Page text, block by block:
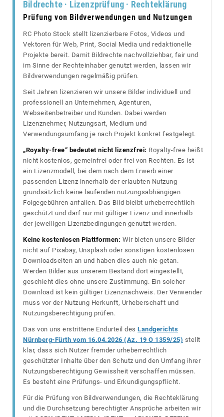
Bildrechte · Lizenzprüfung · Rechteklärung
Prüfung von Bildverwendungen und Nutzungen
RC Photo Stock stellt lizenzierbare Fotos, Videos und
Vektoren für Web, Print, Social Media und redaktionelle
Projekte bereit. Damit Bildrechte nachvollziehbar, fair und
im Sinne der Rechteinhaber genutzt werden, lassen wir
Bildverwendungen regelmäßig prüfen.
Seit Jahren lizenzieren wir unsere Bilder individuell und
professionell an Unternehmen, Agenturen,
Webseitenbetreiber und Kunden. Dabei werden
Lizenznehmer, Nutzungsart, Medium und
Verwendungsumfang je nach Projekt konkret festgelegt.
„Royalty-free“ bedeutet nicht lizenzfrei: Royalty-free heißt
nicht kostenlos, gemeinfrei oder frei von Rechten. Es ist
ein Lizenzmodell, bei dem nach dem Erwerb einer
passenden Lizenz innerhalb der erlaubten Nutzung
grundsätzlich keine laufenden nutzungsabhängigen
Folgegebühren anfallen. Das Bild bleibt urheberrechtlich
geschützt und darf nur mit gültiger Lizenz und innerhalb
der jeweiligen Lizenzbedingungen genutzt werden.
Keine kostenlosen Plattformen: Wir bieten unsere Bilder
nicht auf Pixabay, Unsplash oder sonstigen kostenlosen
Downloadseiten an und haben dies auch nie getan.
Werden Bilder aus unserem Bestand dort eingestellt,
geschieht dies ohne unsere Zustimmung. Ein solcher
Download ist kein gültiger Lizenznachweis. Der Verwender
muss vor der Nutzung Herkunft, Urheberschaft und
Nutzungsberechtigung prüfen.
Das von uns erstrittene Endurteil des Landgerichts
Nürnberg-Fürth vom 16.04.2026 (Az. 19 O 1359/25) stellt
klar, dass sich Nutzer fremder urheberrechtlich
geschützter Inhalte über den Schutz und den Umfang ihrer
Nutzungsberechtigung Gewissheit verschaffen müssen.
Es besteht eine Prüfungs- und Erkundigungspflicht.
Für die Prüfung von Bildverwendungen, die Rechteklärung
und die Durchsetzung berechtigter Ansprüche arbeiten wir